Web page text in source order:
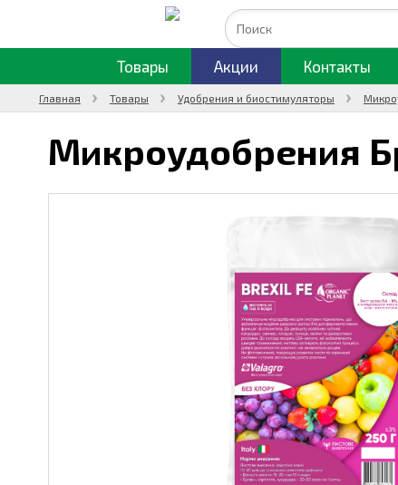
Товары Акции Контакты
Главная Товары Удобрения и биостимуляторы
Микроудобрения